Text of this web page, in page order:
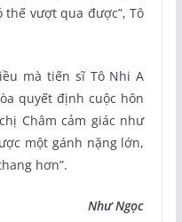
vượt qua được”, Tô
mà tiến sĩ Tô Nhi A
quyết định cuộc hôn
Châm cảm giác như
một gánh nặng lớn,
hơn”.
Như Ngọc